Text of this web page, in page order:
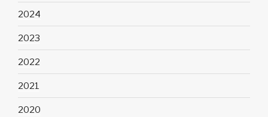
2024
2023
2022
2021
2020